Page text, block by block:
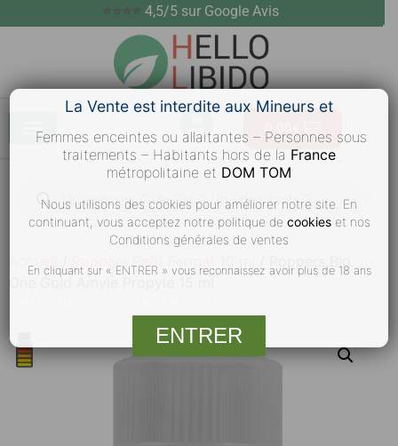
⭐⭐⭐⭐ 4,5/5 sur Google Avis
0,00
One Gold Amyle Propyle 15 ml
La Vente est interdite aux Mineurs et
Femmes enceintes ou allaitantes – Personnes sous
traitements – Habitants hors de la France
métropolitaine et DOM TOM
Nous utilisons des cookies pour améliorer notre site. En
continuant, vous acceptez notre politique de cookieset nos
Conditions générales de ventes
En cliquant sur « ENTRER » vous reconnaissez avoir plus de 18 ans
ENTRER